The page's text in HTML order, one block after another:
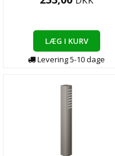
LÆG I KURV
Levering5-10dage